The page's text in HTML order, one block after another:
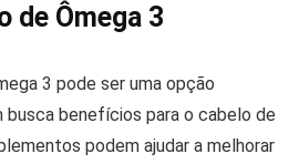
de Ômega 3
3 pode ser uma opção
busca benefícios para o cabelo de
podem ajudar a melhorar